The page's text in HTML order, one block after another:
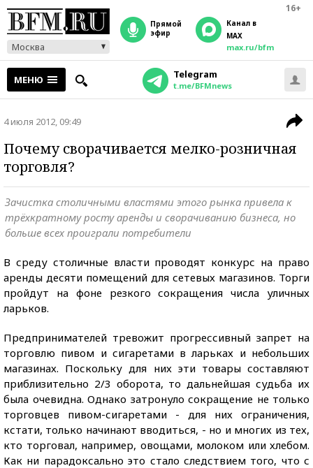
16+
Москва
прямой
эфир
Канал в
MAX
max.ru/bfm
МЕНЮ Telegram
t.me/BFMnews
4 июля 2012, 09:49
Почему сворачивается мелко-розничная
торговля?
Зачистка столичными властями этого рынка привела к
трёхкратному росту аренды и сворачиванию бизнеса, но
больше всех проиграли потребители
В среду столичные власти проводят конкурс на право
аренды десяти помещений для сетевых магазинов. Торги
пройдут на фоне резкого сокращения числа уличных
ларьков.
Предпринимателей тревожит прогрессивный запрет на
торговлю пивом и сигаретами в ларьках и небольших
магазинах. Поскольку для них эти товары составляют
приблизительно 2/3 оборота, то дальнейшая судьба их
была очевидна. Однако затронуло сокращение не только
торговцев пивом-сигаретами - для них ограничения,
кстати, только начинают вводиться, - но и многих из тех,
кто торговал, например, овощами, молоком или хлебом.
Как ни парадоксально это стало следствием того, что с